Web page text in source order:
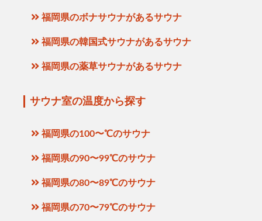
福岡県のボナサウナがあるサウナ
福岡県の韓国式サウナがあるサウナ
福岡県の薬草サウナがあるサウナ
サウナ室の温度から探す
福岡県の100〜℃のサウナ
福岡県の90〜99℃のサウナ
福岡県の80〜89℃のサウナ
福岡県の70〜79℃のサウナ